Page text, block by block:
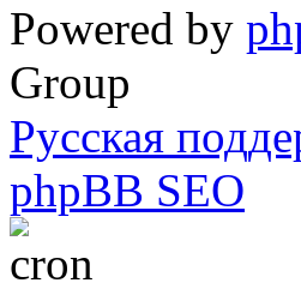
Powered by
Group
Русская
phpBB SEO